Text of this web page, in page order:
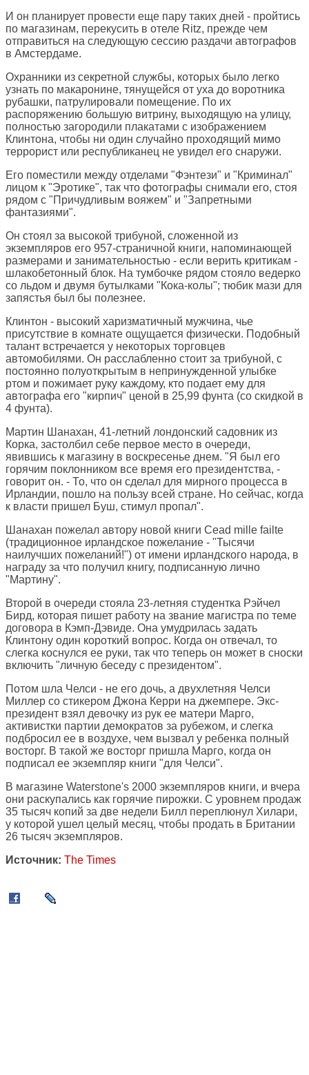
И он планирует провести еще пару таких дней - пройтись
по магазинам, перекусить в отеле Ritz, прежде чем
отправиться на следующую сессию раздачи автографов
в Амстердаме.
Охранники из секретной службы, которых было легко
узнать по макаронине, тянущейся от уха до воротника
рубашки, патрулировали помещение. По их
распоряжению большую витрину, выходящую на улицу,
полностью загородили плакатами с изображением
Клинтона, чтобы ни один случайно проходящий мимо
террорист или республиканец не увидел его снаружи.
Его поместили между отделами "Фэнтези" и "Криминал"
лицом к "Эротике", так что фотографы снимали его, стоя
рядом с "Причудливым вояжем" и "Запретными
фантазиями".
Он стоял за высокой трибуной, сложенной из
экземпляров его 957-страничной книги, напоминающей
размерами и занимательностью - если верить критикам -
шлакобетонный блок. На тумбочке рядом стояло ведерко
со льдом и двумя бутылками "Кока-колы"; тюбик мази для
запястья был бы полезнее.
Клинтон - высокий харизматичный мужчина, чье
присутствие в комнате ощущается физически. Подобный
талант встречается у некоторых торговцев
автомобилями. Он расслабленно стоит за трибуной, с
постоянно полуоткрытым в непринужденной улыбке
ртом и пожимает руку каждому, кто подает ему для
автографа его "кирпич" ценой в 25,99 фунта (со скидкой в
4 фунта).
Мартин Шанахан, 41-летний лондонский садовник из
Корка, застолбил себе первое место в очереди,
явившись к магазину в воскресенье днем. "Я был его
горячим поклонником все время его президентства, -
говорит он. - То, что он сделал для мирного процесса в
Ирландии, пошло на пользу всей стране. Но сейчас, когда
к власти пришел Буш, стимул пропал".
Шанахан пожелал автору новой книги Cead mille failte
(традиционное ирландское пожелание - "Тысячи
наилучших пожеланий!") от имени ирландского народа, в
награду за что получил книгу, подписанную лично
"Мартину".
Второй в очереди стояла 23-летняя студентка Рэйчел
Бирд, которая пишет работу на звание магистра по теме
договора в Кэмп-Дэвиде. Она умудрилась задать
Клинтону один короткий вопрос. Когда он отвечал, то
слегка коснулся ее руки, так что теперь он может в сноски
включить "личную беседу с президентом".
Потом шла Челси - не его дочь, а двухлетняя Челси
Миллер со стикером Джона Керри на джемпере. Экс-
президент взял девочку из рук ее матери Марго,
активистки партии демократов за рубежом, и слегка
подбросил ее в воздухе, чем вызвал у ребенка полный
восторг. В такой же восторг пришла Марго, когда он
подписал ее экземпляр книги "для Челси".
В магазине Waterstone's 2000 экземпляров книги, и вчера
они раскупались как горячие пирожки. С уровнем продаж
35 тысяч копий за две недели Билл переплюнул Хилари,
у которой ушел целый месяц, чтобы продать в Британии
26 тысяч экземпляров.
Источник: The Times